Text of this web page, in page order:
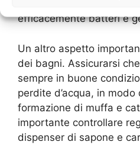
efficacemente batteri e
Un altro aspetto
dei bagni. Assicurarsi
sempre in buone
perdite d’acqua, in modo
formazione di muffa e
importante controllare
dispenser di sapone e